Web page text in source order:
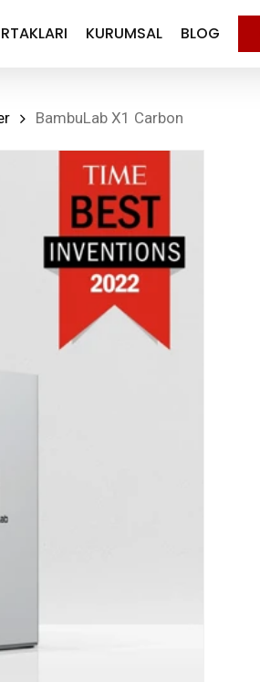
KURUMSAL BLOG
BambuLab X1 Carbon